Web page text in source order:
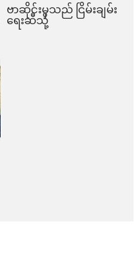
ဗာဆိုင်းမှသည် ငြိမ်းချမ်း
ရေးဆီသို့